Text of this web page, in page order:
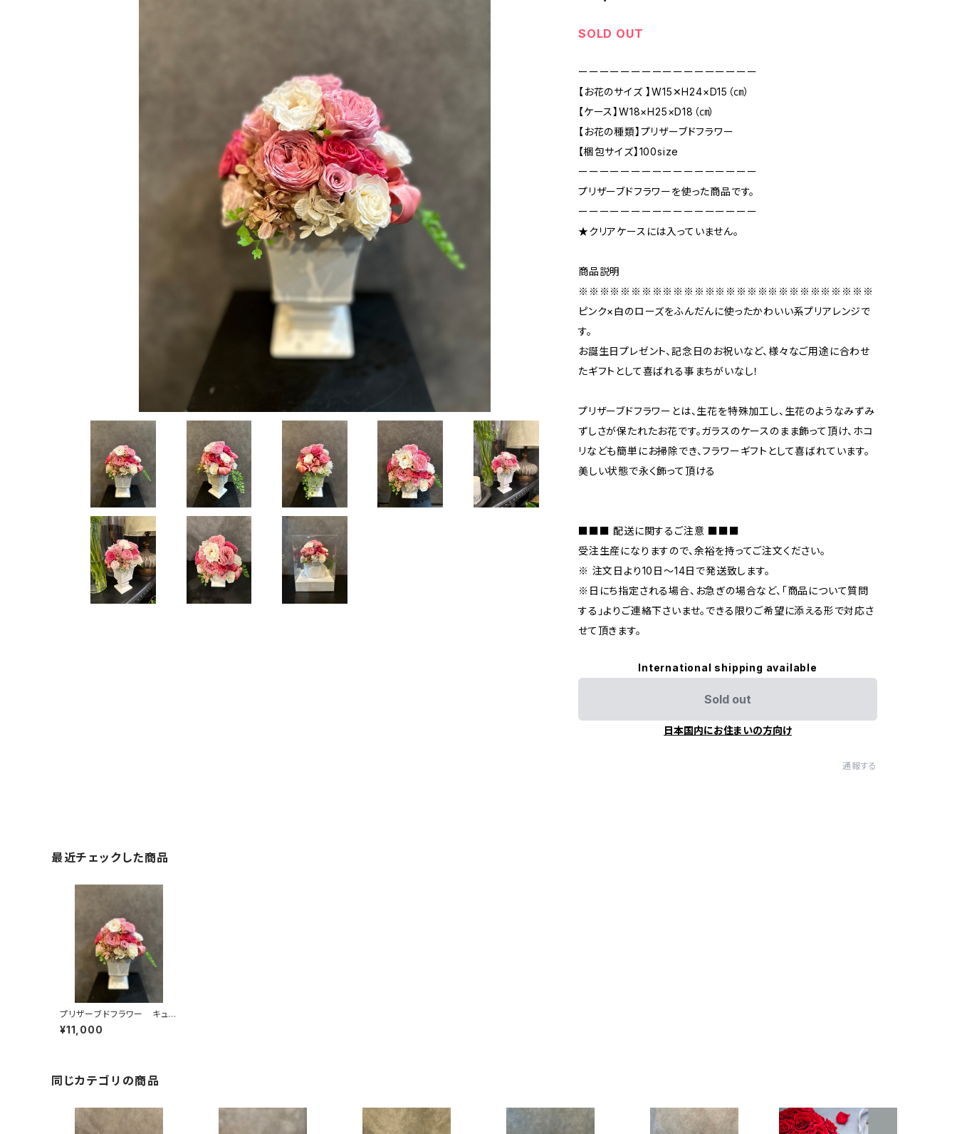
SOLD OUT
ーーーーーーーーーーーーーーーーー
【お花のサイズ 】W15✕H24×D15（㎝）
【ケース】W18×H25×D18（㎝）
【お花の種類】プリザーブドフラワー
【梱包サイズ】100size
ーーーーーーーーーーーーーーーーー
プリザーブドフラワーを使った商品です。
ーーーーーーーーーーーーーーーーー
★クリアケースには入っていません。
商品説明
※※※※※※※※※※※※※※※※※※※※※※※※※※※※
ピンク×白のローズをふんだんに使ったかわいい系プリアレンジで
す。
お誕生日プレゼント、記念日のお祝いなど、様々なご用途に合わせ
たギフトとして喜ばれる事まちがいなし！
プリザーブドフラワーとは、生花を特殊加工し、生花のようなみずみ
ずしさが保たれたお花です。ガラスのケースのまま飾って頂け、ホコ
リなども簡単にお掃除でき、フラワーギフトとして喜ばれています。
美しい状態で永く飾って頂ける
■■■ 配送に関するご注意 ■■■
受注生産になりますので、余裕を持ってご注文ください。
※ 注文日より10日〜14日で発送致します。
※日にち指定される場合、お急ぎの場合など、「商品について質問
する」よりご連絡下さいませ。できる限りご希望に添える形で対応さ
せて頂きます。
International shipping available
Sold out
日本国内にお住まいの方向け
通報する
最近チェックした商品
プリザーブドフラワー キュー
トなピンク系バラのプリアレン
ジ
¥11,000
同じカテゴリの商品